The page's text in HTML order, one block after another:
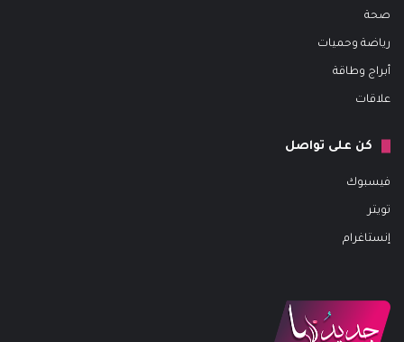
صحة
رياضة وحميات
أبراج وطاقة
علاقات
كن على تواصل
فيسبوك
تويتر
إنستاغرام